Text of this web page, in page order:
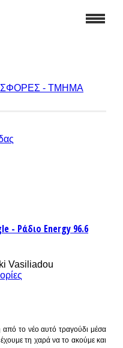
- Ράδιο Energy 96.6
Vasiliadou
το νέο αυτό τραγούδι μέσα
τη χαρά να το ακούμε και